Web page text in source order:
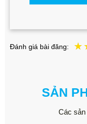
Đánh giá bài đăng:
SẢN
Các